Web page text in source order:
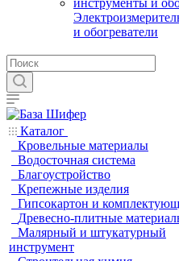
и обогреватели
Каталог
Кровельные материалы
Водосточная система
Благоустройство
Крепежные изделия
Гипсокартон и
Древесно-плитные
Малярный и штукатурный
инструмент